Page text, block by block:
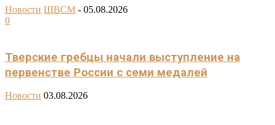
Новости ШВСМ - 05.08.2026
0
Тверские гребцы начали выступление на
первенстве России с семи медалей
Новости 03.08.2026